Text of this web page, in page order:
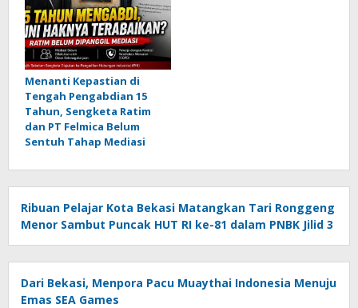
Menanti Kepastian di
Tengah Pengabdian 15
Tahun, Sengketa Ratim
dan PT Felmica Belum
Sentuh Tahap Mediasi
Ribuan Pelajar Kota Bekasi Matangkan Tari Ronggeng
Menor Sambut Puncak HUT RI ke-81 dalam PNBK Jilid 3
Dari Bekasi, Menpora Pacu Muaythai Indonesia Menuju
Emas SEA Games